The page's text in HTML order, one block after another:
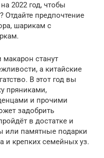
2022 год, чтобы
Отдайте предпочтение
шарикам с
станут
а китайские
В этот год вы
пряниками,
и прочими
задобрить
в достатке и
или памятные подарки
и крепких семейных уз.